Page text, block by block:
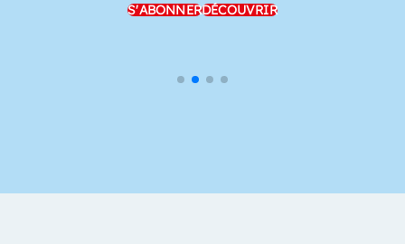
S'ABONNERDÉCOUVRIR